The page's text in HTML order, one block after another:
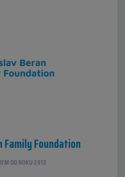
Family Foundation
OD ROKU 2013